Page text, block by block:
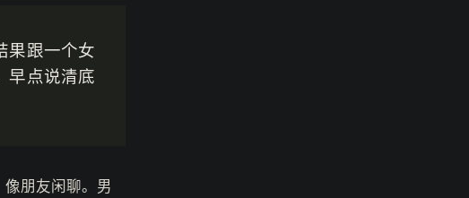
果跟一个女
早点说清底
朋友闲聊。男